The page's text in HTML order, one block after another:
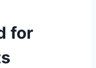
for